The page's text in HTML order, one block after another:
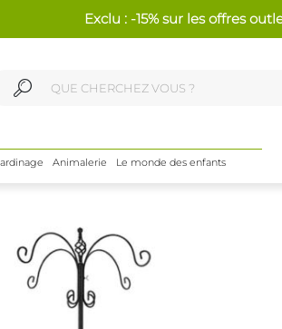
Exclu : -15% sur les offres
Animalerie Le monde des enfants